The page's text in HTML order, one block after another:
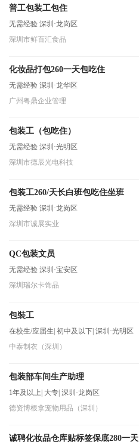
普工包装工包住
无需经验 深圳·龙岗区
深圳市鲜百汇食品
化妆品打包260一天包吃住
无需经验 深圳·龙华区
广州粤鼎企业管理
包装工（包吃住）
无需经验 深圳·光明区
深圳市德辰光电科技
包装工260/天长白班包吃住坐班
无需经验 深圳·龙岗区
深圳市诚展实业
QC包装文员
无需经验 深圳·宝安区
深圳瑞尔卡饰品
包裝工
在校生/应届生 初中及以下 深圳·光明区
中泰制衣（深圳）
包装部车间生产助理
1年及以上 大专 深圳·龙岗区
德资博根拿宠物用品（深圳）
诚聘化妆品仓库贴标签保底280一天